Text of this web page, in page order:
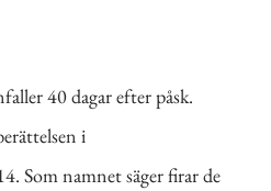
40 dagar efter påsk.
i
Som namnet säger firar de